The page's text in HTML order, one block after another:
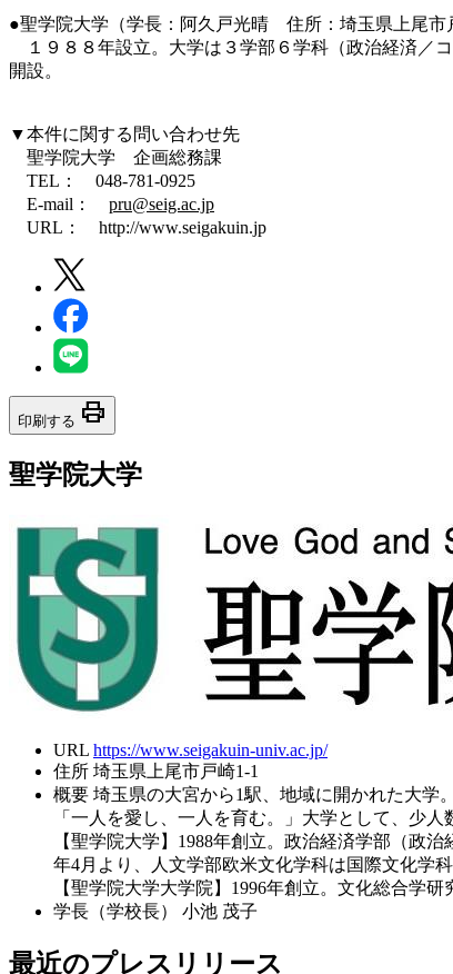
●聖学院大学（学長：阿久戸光晴 住所：埼玉県上尾市
１９８８年設立。大学は３学部６学科（政治経済／
開設。
▼本件に関する問い合わせ先
聖学院大学 企画総務課
TEL： 048-781-0925
E-mail： pru@seig.ac.jp
URL： http://www.seigakuin.jp
印刷する print
聖学院大学
URL https://www.seigakuin-univ.ac.jp/
住所 埼玉県上尾市戸崎1-1
概要 埼玉県の大宮から1駅、地域に開かれた大学
「一人を愛し、一人を育む。」大学として、少
【聖学院大学】1988年創立。政治経済学部（政
年4月より、人文学部欧米文化学科は国際文化学科
【聖学院大学大学院】1996年創立。文化総合学
学長（学校長）
小池 茂子
最近のプレスリリース